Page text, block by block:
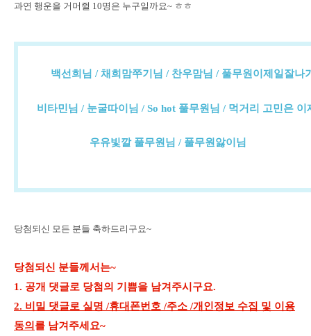
과연 행운을 거머쥘 10명은 누구일까요~ ㅎㅎ
백선희님 /채희맘쭈기님 / 찬우맘님 / 풀무원이제일잘나
비타민님 / 눈굴따이님 /So hot 풀무원님 / 먹거리 고민은 이
우유빛깔 풀무원님 / 풀무원앓이님
당첨되신 모든 분들 축하드리구요~
당첨되신 분들께서는~
1. 공개 댓글로 당첨의 기쁨을 남겨주시구요.
2. 비밀 댓글로 실명 /휴대폰번호 /주소 /개인정보 수집 및 이용
동의 를 남겨주세요~